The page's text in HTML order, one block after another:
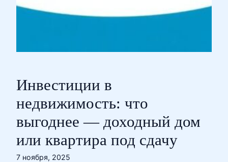
Инвестиции в
недвижимость: что
выгоднее — доходный дом
или квартира под сдачу
7 ноября, 2025